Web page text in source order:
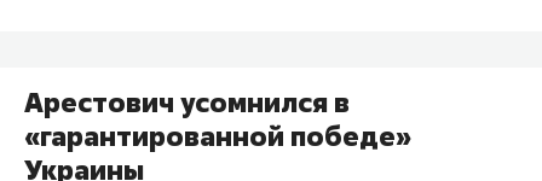
Арестович усомнился в
«гарантированной победе»
Украины